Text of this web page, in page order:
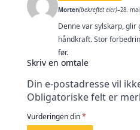
Morten(bekreftet eier)–28.
Denne var sylskarp, glir
håndkraft. Stor
før.
Skriv en omtale
Din e-postadresse vil
Obligatoriske felt er
Vurderingen din*